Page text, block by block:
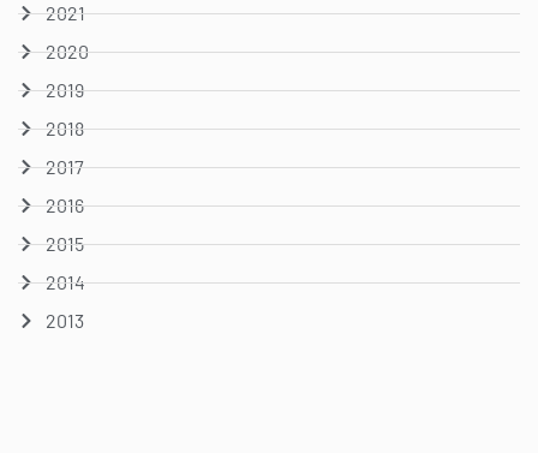
2021
2020
2019
2018
2017
2016
2015
2014
2013